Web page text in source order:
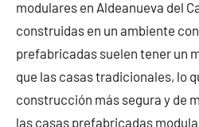
modulares en Aldeanueva del
construidas en un ambiente
prefabricadas suelen tener un
que las casas tradicionales, lo
construcción más segura y de
las casas prefabricadas